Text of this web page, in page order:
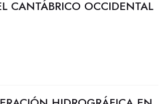
CANTÁBRICO OCCIDENTAL